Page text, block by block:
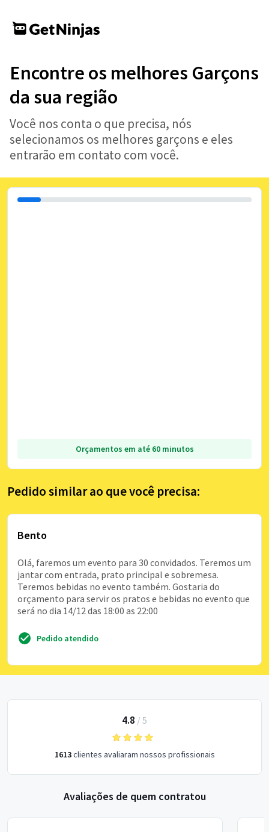
Encontre os melhores Garçons
da sua região
Você nos conta o que precisa, nós
selecionamos os melhores garçons e eles
entrarão em contato com você.
Orçamentos em até 60 minutos
Pedido similar ao que você precisa:
Bento
Olá, faremos um evento para 30 convidados. Teremos um
jantar com entrada, prato principal e sobremesa.
Teremos bebidas no evento também. Gostaria do
orçamento para servir os pratos e bebidas no evento que
será no dia 14/12 das 18:00 as 22:00
Pedido atendido
4.8 / 5
1613clientes avaliaram nossos profissionais
Avaliações de quem contratou